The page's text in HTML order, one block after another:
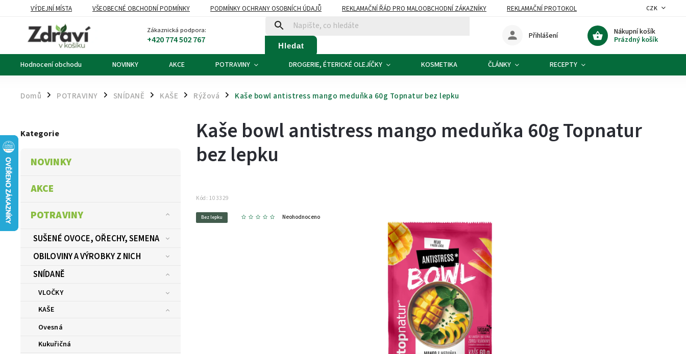
VÝDEJNÍ MÍSTA VŠEOBECNÉ OBCHODNÍ PODMÍNKY PODMÍNKY OCHRANY OSOBNÍCH ÚDAJŮ REKLAMAČNÍ ŘÁD PRO MALOOBCHODNÍ ZÁKAZNÍKY
REKLAMAČNÍ PROTOKOL
OZNÁMENÍ O ODSTOUPENÍ OD KUPNÍ SMLOUVY
KONTAKTY
CZK
Zákaznická podpora:
+420 774 502 767 Hledat
Nákupní košík
Prázdný košík
Přihlášení
Hodnocení obchodu NOVINKY AKCE POTRAVINY DROGERIE, ÉTERICKÉ OLEJÍČKY KOSMETIKA ČLÁNKY RECEPTY
Domů / POTRAVINY / SNÍDANĚ / KAŠE / Rýžová / Kaše bowl antistress mango meduňka 60g Topnatur bez lepku
Kategorie
NOVINKY
AKCE
POTRAVINY
SUŠENÉ OVOCE, OŘECHY, SEMENA
OBILOVINY A VÝROBKY Z NICH
SNÍDANĚ
VLOČKY
KAŠE
Ovesná
Kukuřičná
Kaše bowl antistress mango meduňka 60g Topnatur
bez lepku
Kód: 103329
Bez lepku Neohodnoceno